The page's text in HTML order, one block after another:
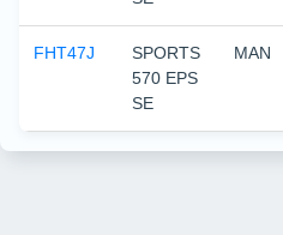
FHT47J
SPORTS
570 EPS
SE
MAN